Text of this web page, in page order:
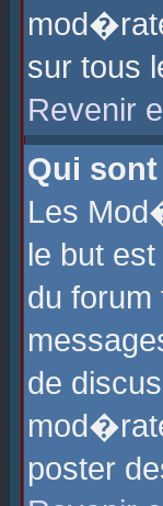
sur tous
Revenir
Qui
Les
le but
du
de
poster